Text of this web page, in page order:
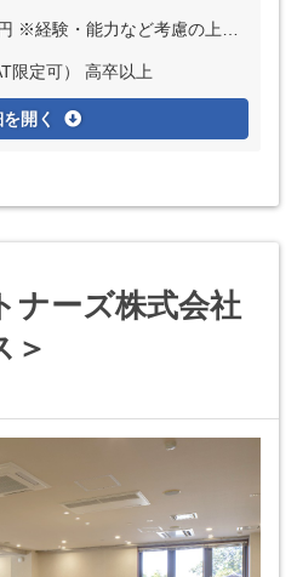
ど考慮の上、決定いたします ※残業代は全額支給
限定可） 高卒以上
開く
ナーズ株式会社
＞